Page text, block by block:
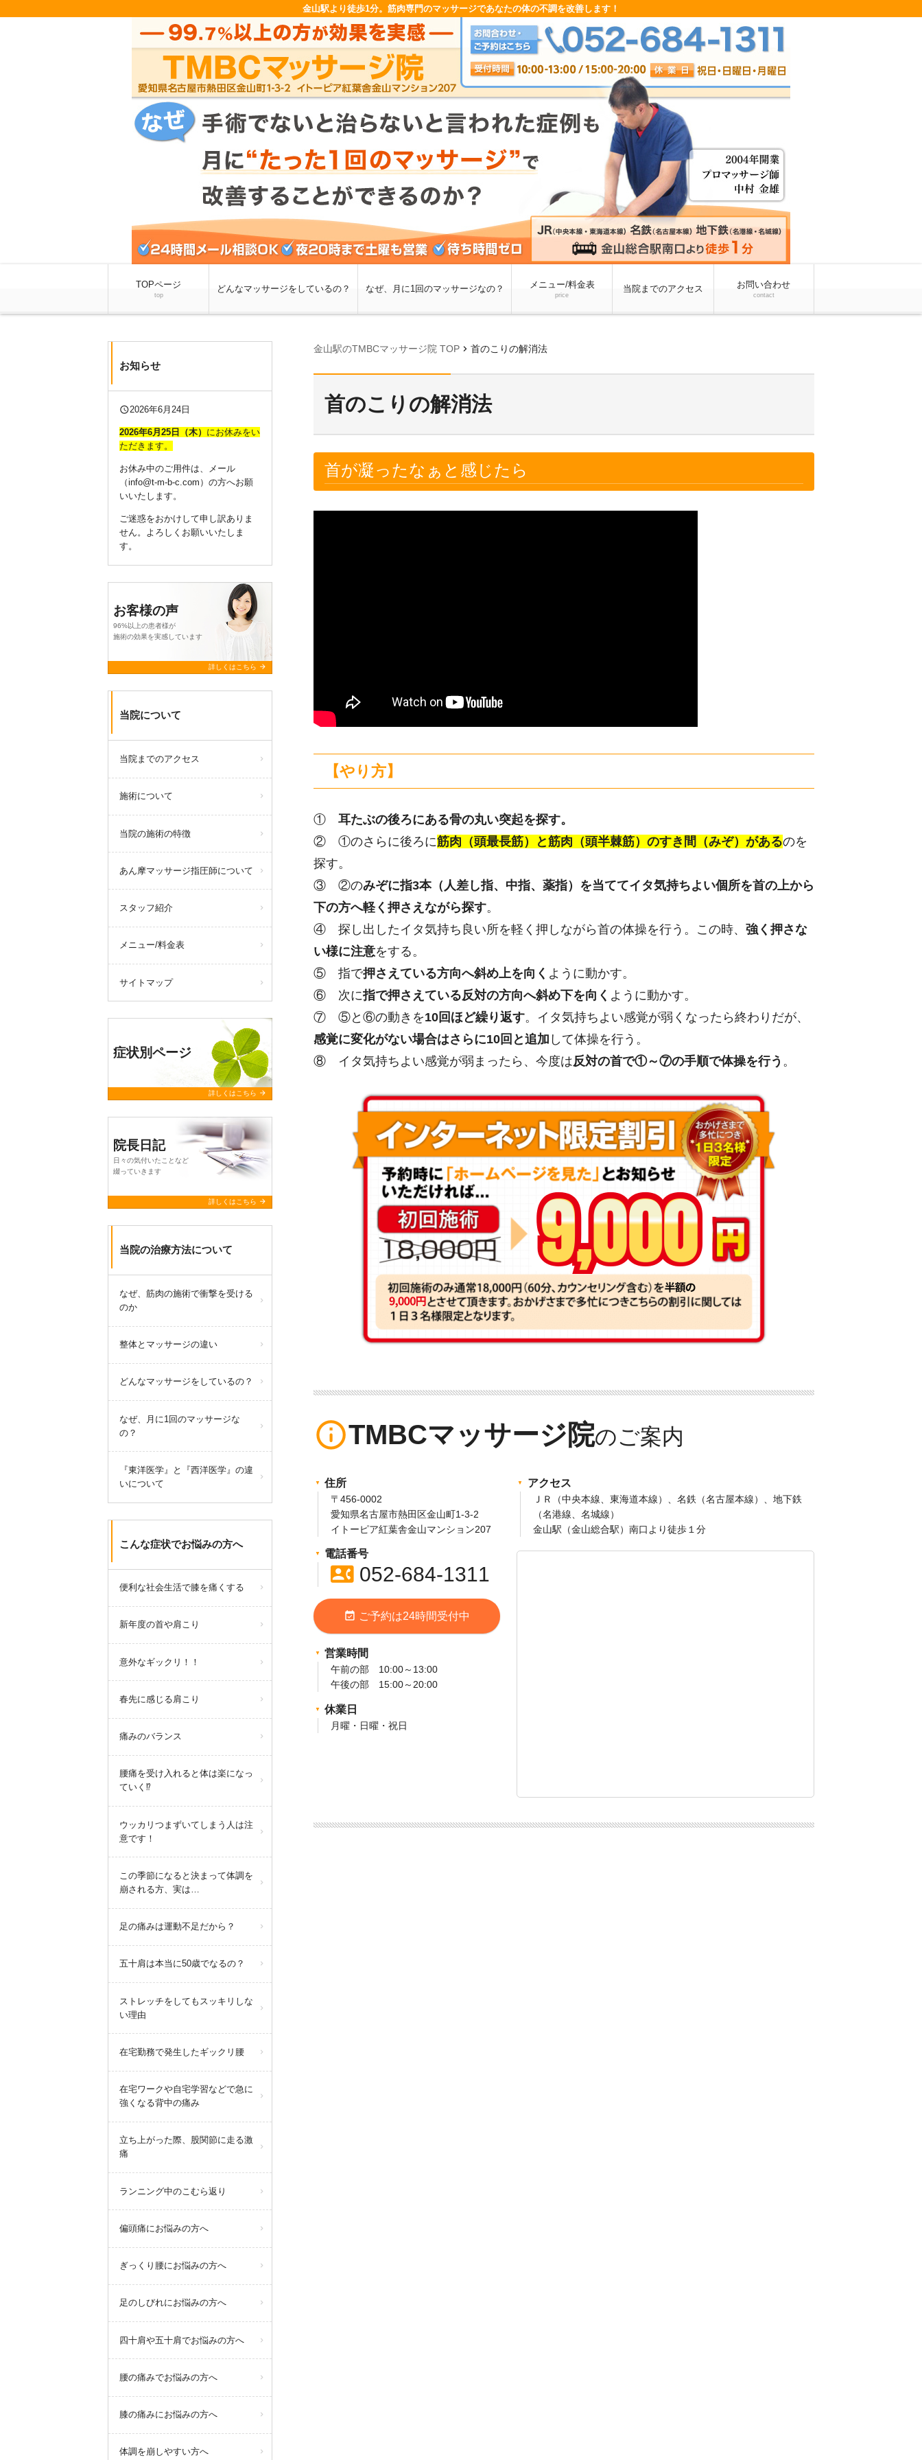
金山駅より徒歩1分。筋肉専門のマッサージであなたの体の不調を改善します！
TOPページ
top
どんなマッサージをしているの？ なぜ、月に1回のマッサージなの？ メニュー/料金表
price
当院までのアクセス お問い合わせ
contact
金山駅のTMBCマッサージ院 TOP chevron_right 首のこりの解消法
首のこりの解消法
首が凝ったなぁと感じたら
【やり方】
① 耳たぶの後ろにある骨の丸い突起を探す。
② ①のさらに後ろに筋肉（頭最長筋）と筋肉（頭半棘筋）のすき間（みぞ）があるのを
探す。
③ ②のみぞに指3本（人差し指、中指、薬指）を当ててイタ気持ちよい個所を首の上から
下の方へ軽く押さえながら探す。
④ 探し出したイタ気持ち良い所を軽く押しながら首の体操を行う。この時、 強く押さな
い様に注意をする。
⑤ 指で押さえている方向へ斜め上を向く ように動かす。
⑥ 次に指で押さえている反対の方向へ斜め下を向く ように動かす。
⑦ ⑤と⑥の動きを10回ほど繰り返す。イタ気持ちよい感覚が弱くなったら終わりだが、
感覚に変化がない場合はさらに10回と追加 して体操を行う。
⑧ イタ気持ちよい感覚が弱まったら、今度は反対の首で①～⑦の手順で体操を行う 。
info_outlineTMBCマッサージ院
住所
〒456-0002
愛知県名古屋市熱田区金山町1-3-2
イトーピア紅葉舎金山マンション207
電話番号
contact_phone052-684-1311
event_available ご予約は24時間受付中
営業時間
午前の部 10:00～13:00
午後の部 15:00～20:00
休業日
月曜・日曜・祝日
アクセス
ＪＲ（中央本線、東海道本線）、名鉄（名古屋本線）、地下鉄
（名港線、名城線）
金山駅（金山総合駅）南口より徒歩１分
お知らせ
query_builder2026年6月24日
2026年6月25 日（木） にお休みをい
ただきます。
お休み中のご用件は、メール
（info@t-m-b-c.com）の方へお願
いいたします。
ご迷惑をおかけして申し訳ありま
せん。よろしくお願いいたしま
す。
お客様の声
96%以上の患者様が
施術の効果を実感しています
詳しくはこちら arrow_forward
当院について
当院までのアクセス
施術について
当院の施術の特徴
あん摩マッサージ指圧師について
スタッフ紹介
メニュー/料金表
サイトマップ
症状別ページ
詳しくはこちら arrow_forward
院長日記
日々の気付いたことなど
綴っていきます
詳しくはこちら arrow_forward
当院の治療方法について
なぜ、筋肉の施術で衝撃を受ける
のか
整体とマッサージの違い
どんなマッサージをしているの？
なぜ、月に1回のマッサージな
の？
『東洋医学』と『西洋医学』の違
いについて
こんな症状でお悩みの方へ
便利な社会生活で膝を痛くする
新年度の首や肩こり
意外なギックリ！！
春先に感じる肩こり
痛みのバランス
腰痛を受け入れると体は楽になっ
ていく⁉
ウッカリつまずいてしまう人は注
意です！
この季節になると決まって体調を
崩される方、実は…
足の痛みは運動不足だから？
五十肩は本当に50歳でなるの？
ストレッチをしてもスッキリしな
い理由
在宅勤務で発生したギックリ腰
在宅ワークや自宅学習などで急に
強くなる背中の痛み
立ち上がった際、股関節に走る激
痛
ランニング中のこむら返り
偏頭痛にお悩みの方へ
ぎっくり腰にお悩みの方へ
足のしびれにお悩みの方へ
四十肩や五十肩でお悩みの方へ
腰の痛みでお悩みの方へ
膝の痛みにお悩みの方へ
体調を崩しやすい方へ